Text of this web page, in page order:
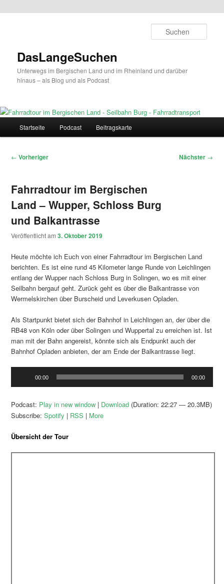
DasLangeSuchen
Unterwegs im Bergischen Land und im Rheinland und darüber
hinaus – als Blog und als Podcast
Startseite Podcast Beitragskarte
Beitragsnavigation
← Vorheriger Nächster →
Fahrradtour im Bergischen
Land – Wupper, Schloss Burg
und Balkantrasse
Veröffentlicht am3. Oktober 2019
Heute möchte ich Euch von einer Fahrradtour im Bergischen Land
berichten. Es ist eine rund 45 Kilometer lange Runde von Leichlingen
entlang der Wupper nach Schloss Burg in Solingen, wo es mit einer
Seilbahn bergauf geht. Zurück geht es über die Balkantrasse von
Wermelskirchen über Burscheid und Leverkusen Opladen.
Als Startpunkt bietet sich der Bahnhof in Leichlingen an, der über die
RB48 von Köln oder über Solingen und Wuppertal zu erreichen ist. Ist
man mit der Bahn angereist, könnte sich als Endpunkt auch der
Bahnhof Opladen anbieten, der am Ende der Balkantrasse liegt.
00:00 00:00
Podcast: Play in new window | Download (Duration: 22:27 — 20.3MB)
Subscribe:Spotify | RSS | More
Übersicht der Tour